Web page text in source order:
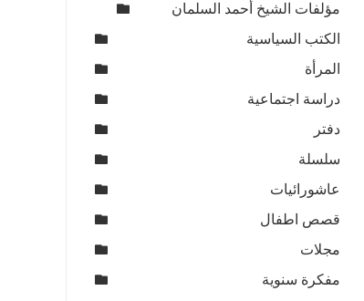
مؤلفات الشيخ أحمد السلمان
الكتب السياسية
المرأة
دراسة اجتماعية
دفتر
سلسلة
عاشورائيات
قصص اطفال
مجلات
مفكرة سنوية